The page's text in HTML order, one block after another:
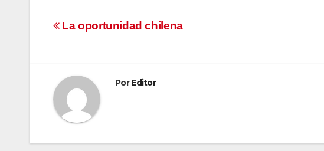
Navegación
entradas
La oportunidad chilena
PorEditor